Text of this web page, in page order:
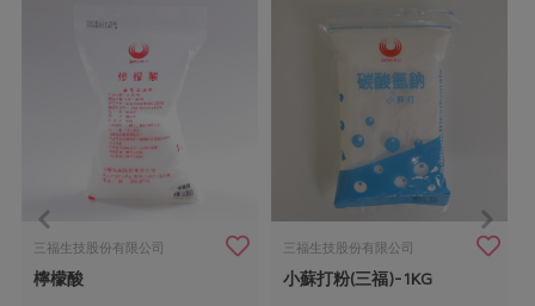
三福生技股份有限公司
檸檬酸
三福生技股份有限公司
小蘇打粉(三福)-1KG